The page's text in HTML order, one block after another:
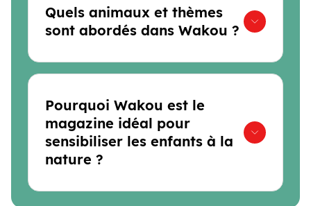
Quels animaux et thèmes
sont abordés dans Wakou ?
Pourquoi Wakou est le
magazine idéal pour
sensibiliser les enfants à la
nature ?